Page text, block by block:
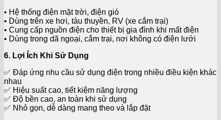
• Hệ thống điện mặt trời, điện gió
• Dùng trên xe hơi, tàu thuyền, RV (xe cắm trại)
• Cung cấp nguồn điện cho thiết bị gia đình khi mất điện
• Dùng trong dã ngoại, cắm trại, nơi không có điện lưới
6. Lợi Ích Khi Sử Dụng
✅ Đáp ứng nhu cầu sử dụng điện trong nhiều điều kiện khác
nhau
✅ Hiệu suất cao, tiết kiệm năng lượng
✅ Độ bền cao, an toàn khi sử dụng
✅ Nhỏ gọn, dễ dàng mang theo và lắp đặt